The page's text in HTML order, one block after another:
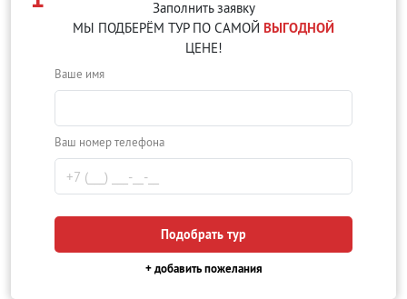
Заполнить заявку
МЫ ПОДБЕРЁМ ТУР ПО САМОЙ ВЫГОДНОЙ
ЦЕНЕ!
Ваше имя
Ваш номер телефона
Подобрать тур
+ добавить пожелания